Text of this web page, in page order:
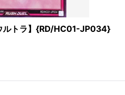
ルトラ】{RD/HC01-JP034}